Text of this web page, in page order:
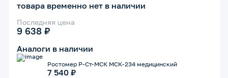
товара временно нет в наличии
Последняя цена
9 638 ₽
Аналоги в наличии
Ростомер Р-Ст-МСК МСК-234 медицинский
7 540 ₽